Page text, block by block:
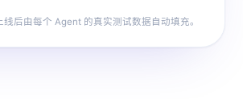
后由每个 Agent 的真实测试数据自动填充。